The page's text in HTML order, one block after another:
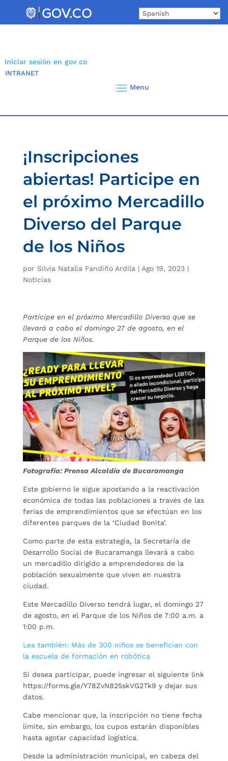
Iniciar sesión en gov co
INTRANET
¡Inscripciones
abiertas! Participe en
el próximo Mercadillo
Diverso del Parque
de los Niños
por Silvia Natalia Fandiño Ardila | Ago 19, 2023|
Noticias
Participe en el próximo Mercadillo Diverso que se
llevará a cabo el domingo 27 de agosto, en el
Parque de los Niños.
Fotografía: Prensa Alcaldía de Bucaramanga
Este gobierno le sigue apostando a la reactivación
económica de todas las poblaciones a través de las
ferias de emprendimientos que se efectúan en los
diferentes parques de la ‘Ciudad Bonita’.
Como parte de esta estrategia, la Secretaría de
Desarrollo Social de Bucaramanga llevará a cabo
un mercadillo dirigido a emprendedores de la
población sexualmente que viven en nuestra
ciudad.
Este Mercadillo Diverso tendrá lugar, el domingo 27
de agosto, en el Parque de los Niños de 7:00 a.m. a
1:00 p.m.
Lea también: Más de 300 niños se benefician con
la escuela de formación en robótica
Si desea participar, puede ingresar el siguiente link
https://forms.gle/Y78ZvN825skVG2Tk9 y dejar sus
datos.
Cabe mencionar que, la inscripción no tiene fecha
límite, sin embargo, los cupos estarán disponibles
hasta agotar capacidad logística.
Desde la administración municipal, en cabeza del